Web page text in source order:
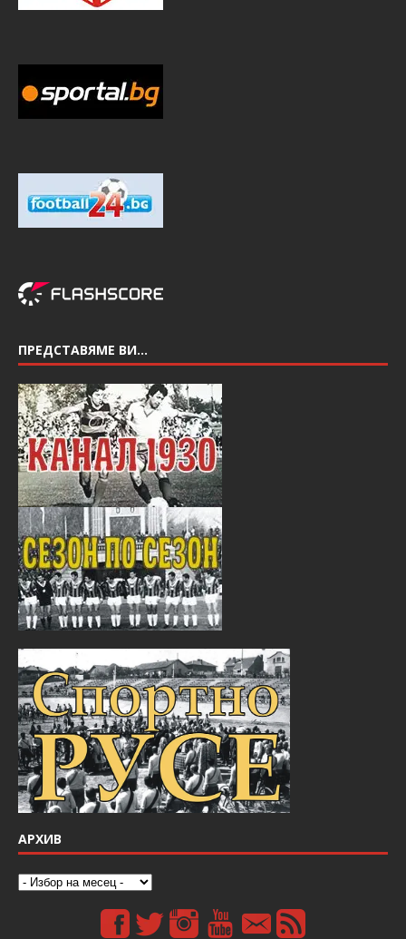
ПРЕДСТАВЯМЕ ВИ…
АРХИВ